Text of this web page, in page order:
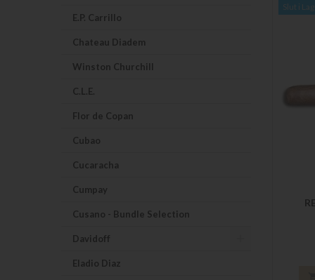
E.P. Carrillo
Chateau Diadem
Winston Churchill
C.L.E.
Flor de Copan
Cubao
Cucaracha
Cumpay
Cusano - Bundle Selection
Davidoff
Eladio Diaz
Slut i